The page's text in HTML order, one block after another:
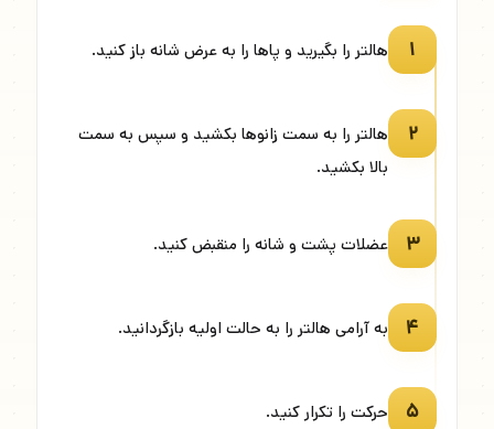
۱ هالتر را بگیرید و پاها را به عرض شانه باز کنید.
۲
هالتر را به سمت زانوها بکشید و سپس به سمت
بالا بکشید.
۳ عضلات پشت و شانه را منقبض کنید.
۴ به آرامی هالتر را به حالت اولیه بازگردانید.
۵ حرکت را تکرار کنید.